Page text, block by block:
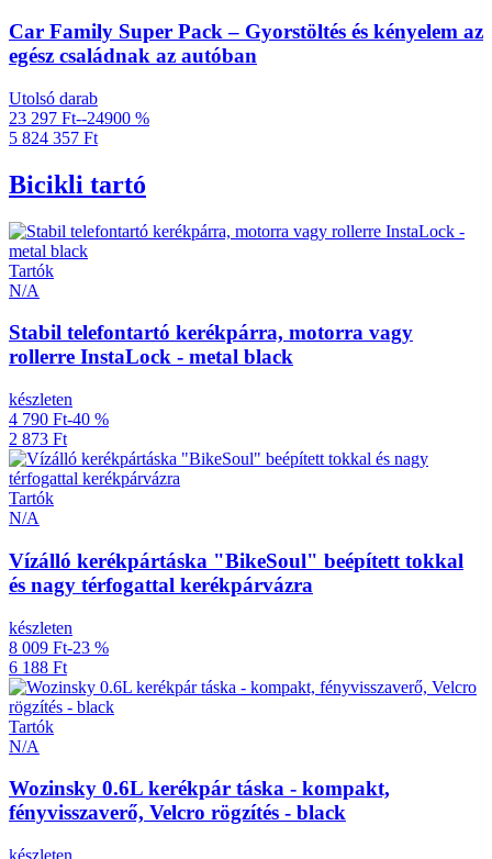
Car Family Super Pack – Gyorstöltés és kényelem az
egész családnak az autóban
Utolsó darab
23 297 Ft--24900 %
5 824 357 Ft
Bicikli tartó
Tartók
N/A
Stabil telefontartó kerékpárra, motorra vagy
rollerre InstaLock - metal black
készleten
4 790 Ft-40 %
2 873 Ft
Tartók
N/A
Vízálló kerékpártáska "BikeSoul" beépített tokkal
és nagy térfogattal kerékpárvázra
készleten
8 009 Ft-23 %
6 188 Ft
Tartók
N/A
Wozinsky 0.6L kerékpár táska - kompakt,
fényvisszaverő, Velcro rögzítés - black
készleten